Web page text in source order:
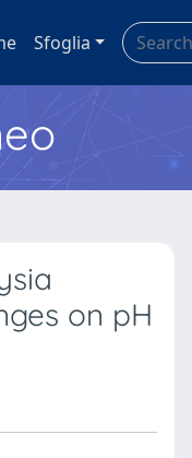
Sfoglia
on pH